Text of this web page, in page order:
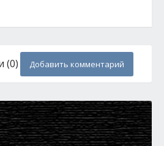
(0) Добавить комментарий